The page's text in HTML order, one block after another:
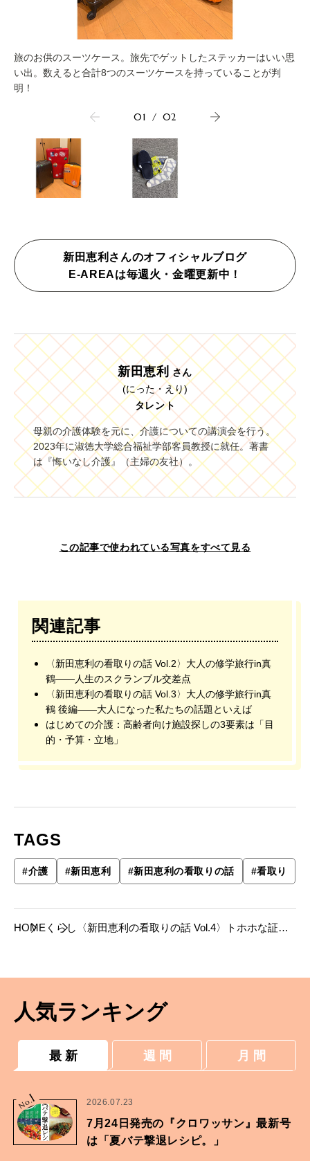
旅のお供のスーツケース。旅先でゲットしたステッカーはいい思
い出。数えると合計8つのスーツケースを持っていることが判
明！
01 / 02
新田恵利さんのオフィシャルブログ
E-AREAは毎週火・金曜更新中！
新田恵利
さん
(にった・えり)
タレント
母親の介護体験を元に、介護についての講演会を行う。
2023年に淑徳大学総合福祉学部客員教授に就任。著書
は『悔いなし介護』（主婦の友社）。
この記事で使われている写真をすべて見る
関連記事
〈新田恵利の看取りの話 Vol.2〉大人の修学旅行in真
鶴——人生のスクランブル交差点
〈新田恵利の看取りの話 Vol.3〉大人の修学旅行in真
鶴 後編——大人になった私たちの話題といえば
はじめての介護：高齢者向け施設探しの3要素は「目
的・予算・立地」
TAGS
#介護 #新田恵利 #新田恵利の看取りの話 #看取り
HOME くらし
〈新田恵利の看取りの話 Vol.4〉トホホな証明
人気ランキング
最 新 週 間 月 間
No.
1 2026.07.23
7月24日発売の『クロワッサン』最新号
は「夏バテ撃退レシピ。」